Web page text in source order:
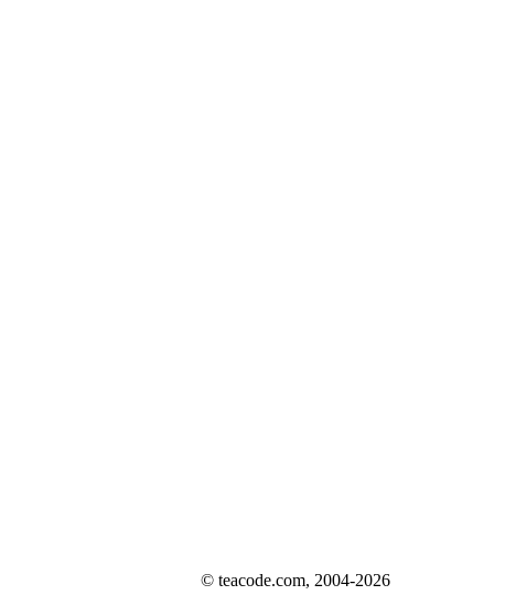
© teacode.com, 2004-2026